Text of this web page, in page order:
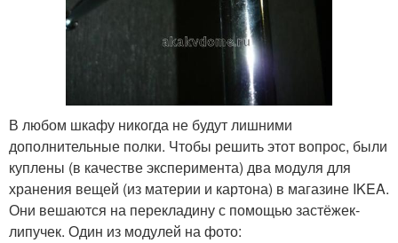
В любом шкафу никогда не будут лишними
дополнительные полки. Чтобы решить этот вопрос, были
куплены (в качестве эксперимента) два модуля для
хранения вещей (из материи и картона) в магазине IKEA.
Они вешаются на перекладину с помощью застёжек-
липучек. Один из модулей на фото: